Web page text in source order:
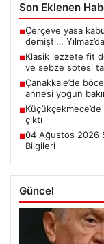
Son Eklenen
■Çerçeve yasa
demişti…
■Klasik lezzete fit
ve sebze sotesi
■Çanakkale’de
annesi yoğun
■
çıktı
■04 Ağustos 2026
Bilgileri
Güncel